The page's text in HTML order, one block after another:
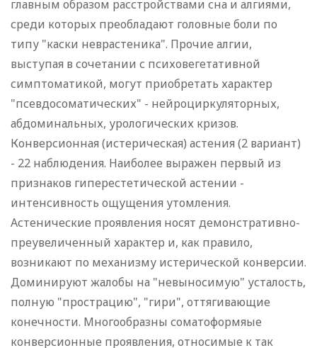
главным образом расстройствами сна и алгиями,
среди которых преобладают головные боли по
типу "каски неврастеника". Прочие алгии,
выступая в сочетании с психовегетативной
симптоматикой, могут приобретать характер
"псевдосоматических" - нейроциркуляторных,
абдоминальных, урологических кризов.
Конверсионная (истерическая) астения (2 вариант)
- 22 наблюдения. Наиболее выражен первый из
признаков гиперестетической астении -
интенсивность ощущения утомления.
Астенические проявления носят демонстративно-
преувеличенный характер и, как правило,
возникают по механизму истерической конверсии.
Доминируют жалобы на "невыносимую" усталость,
полную "прострацию", "гири", оттягивающие
конечности. Многообразны соматоформяые
конверсионные проявления, относимые к так